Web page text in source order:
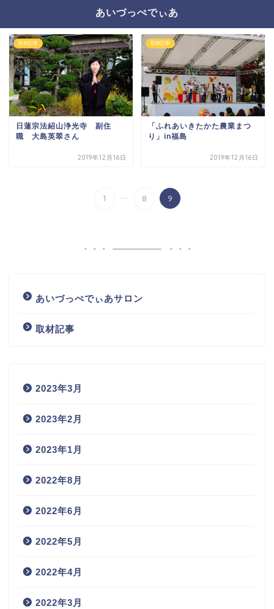
あいづっぺでぃあ
取材記事
日蓮宗法紹山浄光寺 副住
職 大島英翠さん
2019年12月16日
取材記事
「ふれあいきたかた農業まつ
り」in福島
2019年12月16日
1 ... 8 9
あいづっぺでぃあサロン
取材記事
2023年3月
2023年2月
2023年1月
2022年8月
2022年6月
2022年5月
2022年4月
2022年3月